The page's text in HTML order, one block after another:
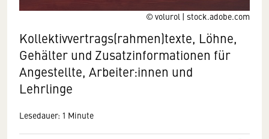
© volurol | stock.adobe.com
Kollektivvertrags(rahmen)texte, Löhne,
Gehälter und Zusatzinformationen für
Angestellte, Arbeiter:innen und
Lehrlinge
Lesedauer: 1 Minute